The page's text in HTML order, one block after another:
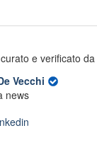
e verificato da
Vecchi
news